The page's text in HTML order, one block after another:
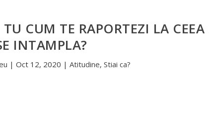
CUM TE RAPORTEZI LA CEEA
INTAMPLA?
| Oct 12, 2020 | Atitudine, Stiai ca?